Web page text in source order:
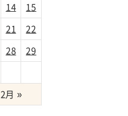
14
15
21
22
28
29
2月 »